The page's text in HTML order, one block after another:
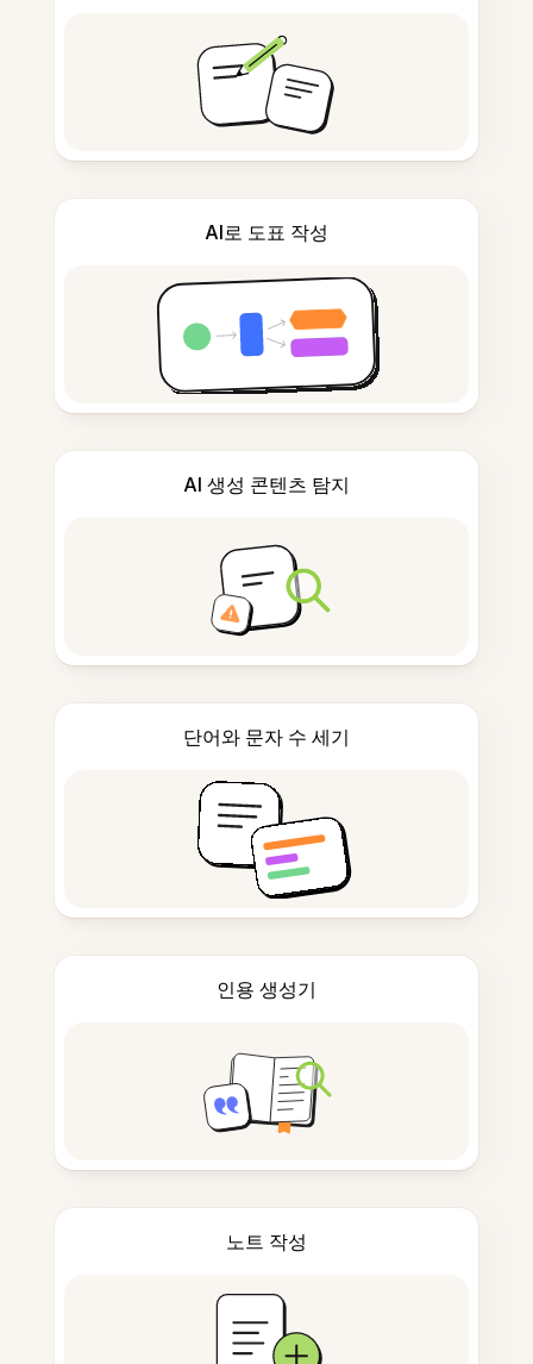
AI로 도표 작성
AI 생성 콘텐츠 탐지
단어와 문자 수 세기
인용 생성기
노트 작성